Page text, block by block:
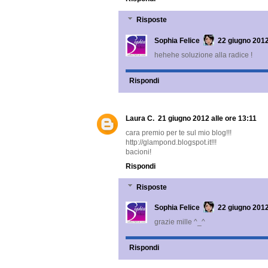
Risposte
Sophia Felice
22 giugno
hehehe soluzione alla radice !
Rispondi
Laura C. 21 giugno 2012 alle ore 13:11
cara premio per te sul mio blog!!!
http://glampond.blogspot.it!!!
bacioni!
Rispondi
Risposte
Sophia Felice
22 giugno
grazie mille ^_^
Rispondi